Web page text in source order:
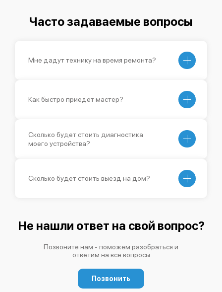
Часто задаваемые вопросы
Мне дадут технику на время ремонта?
Как быстро приедет мастер?
Сколько будет стоить диагностика
моего устройства?
Сколько будет стоить выезд на дом?
Не нашли ответ на свой вопрос?
Позвоните нам - поможем разобраться и
ответим на все вопросы
Позвонить